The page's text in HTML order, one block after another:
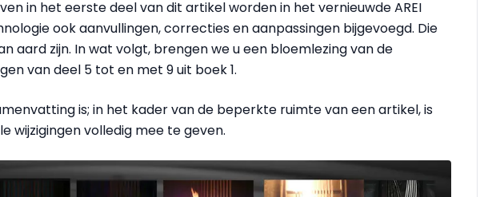
in het eerste deel van dit artikel worden in het vernieuwde AREI
ook aanvullingen, correcties en aanpassingen bijgevoegd. Die
aard zijn. In wat volgt, brengen we u een bloemlezing van de
van deel 5 tot en met 9 uit boek 1.
is; in het kader van de beperkte ruimte van een artikel, is
wijzigingen volledig mee te geven.